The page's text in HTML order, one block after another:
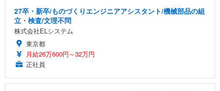
27卒・新卒/ものづくりエンジニアアシスタント/機械部品の組
立・検査/文理不問
株式会社ELシステム
東京都
月給26万600円～32万円
正社員